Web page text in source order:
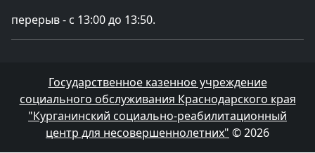
перерыв - с 13:00 до 13:50.
Государственное казенное учреждение
социального обслуживания Краснодарского края
"Курганинский социально-реабилитационный
центр для несовершеннолетних" © 2026